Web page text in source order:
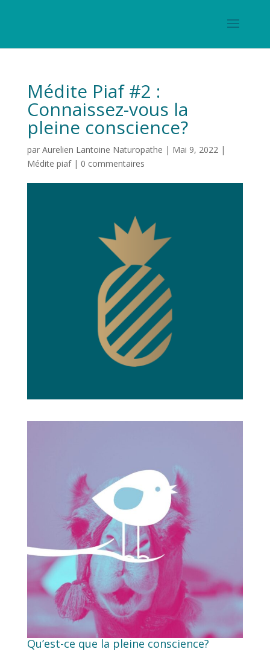
Médite Piaf #2 :
Connaissez-vous la
pleine conscience?
par Aurelien Lantoine Naturopathe | Mai 9, 2022|
Médite piaf| 0 commentaires
Qu’est-ce que la pleine conscience?